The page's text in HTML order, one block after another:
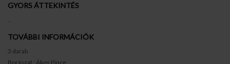
GYORS ÁTTEKINTÉS
TOVÁBBI INFORMÁCIÓK
3 darab
Borászat : Ákos Pince